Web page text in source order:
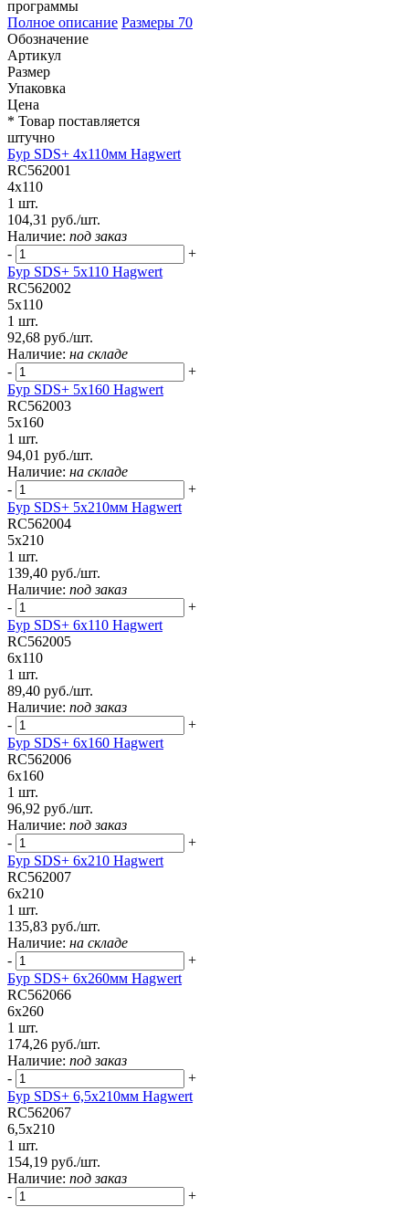
программы
Полное описание Размеры 70
Обозначение
Артикул
Размер
Упаковка
Цена
* Товар поставляется
штучно
Бур SDS+ 4х110мм Hagwert
RC562001
4x110
1 шт.
104,31 руб./шт.
Наличие: под заказ
-
+
Бур SDS+ 5х110 Hagwert
RC562002
5x110
1 шт.
92,68 руб./шт.
Наличие: на складе
-
+
Бур SDS+ 5х160 Hagwert
RC562003
5x160
1 шт.
94,01 руб./шт.
Наличие: на складе
-
+
Бур SDS+ 5х210мм Hagwert
RC562004
5x210
1 шт.
139,40 руб./шт.
Наличие: под заказ
-
+
Бур SDS+ 6х110 Hagwert
RC562005
6x110
1 шт.
89,40 руб./шт.
Наличие: под заказ
-
+
Бур SDS+ 6х160 Hagwert
RC562006
6x160
1 шт.
96,92 руб./шт.
Наличие: под заказ
-
+
Бур SDS+ 6х210 Hagwert
RC562007
6x210
1 шт.
135,83 руб./шт.
Наличие: на складе
-
+
Бур SDS+ 6х260мм Hagwert
RC562066
6x260
1 шт.
174,26 руб./шт.
Наличие: под заказ
-
+
Бур SDS+ 6,5х210мм Hagwert
RC562067
6,5x210
1 шт.
154,19 руб./шт.
Наличие: под заказ
-
+